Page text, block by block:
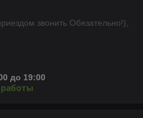
звонить Обязательно!),
до 19:00